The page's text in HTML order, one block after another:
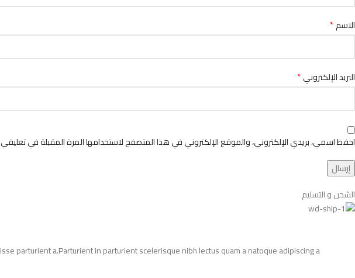
الاسم*
البريد الإلكتروني*
احفظ اسمي، بريدي الإلكتروني، والموقع الإلكتروني في هذا المتصفح لاستخدامها المرة المقبلة في
الشحن و التسليم
parturient a.Parturient in parturient scelerisque nibh lectus quam a natoque adipiscing a